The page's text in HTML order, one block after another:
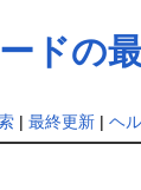
ドの
| 最終更新| ヘ